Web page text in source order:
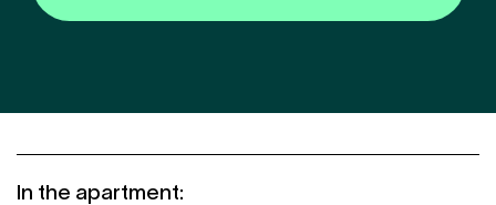
In the apartment: